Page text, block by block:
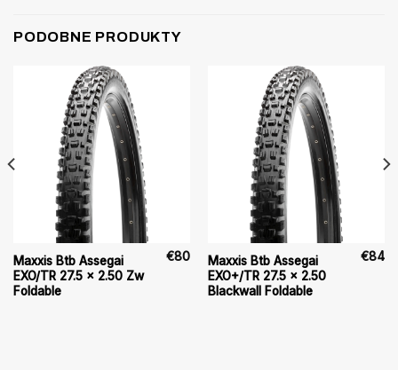
PODOBNE PRODUKTY
Maxxis Btb Assegai
EXO/TR 27.5 x 2.50 Zw
Foldable
€80
Maxxis Btb Assegai
EXO+/TR 27.5 x 2.50
Blackwall Foldable
€84